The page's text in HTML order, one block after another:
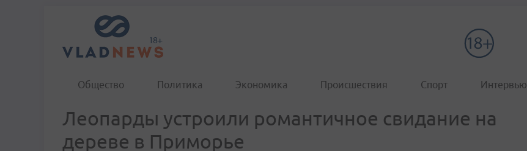
Общество Политика Экономика Происшествия Спорт Интервью
Леопарды устроили романтичное свидание на
дереве в Приморье